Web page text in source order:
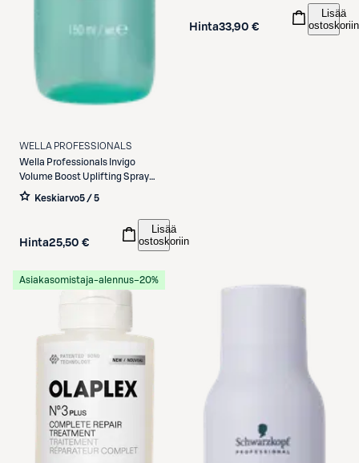
WELLA PROFESSIONALS
Wella Professionals Invigo
Volume Boost Uplifting Spray
suihke 150 ml
Keskiarvo5 / 5
Hinta25,50 €
Lisää
ostoskoriin
Hinta33,90 €
Lisää
ostoskoriin
Asiakasomistaja-alennus−20%